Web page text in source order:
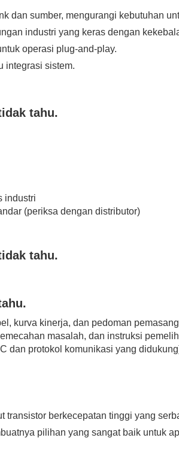
dan sumber, mengurangi kebutuhan
industri yang keras dengan
operasi plug-and-play.
integrasi sistem.
tahu.
industri
(periksa dengan distributor)
tahu.
kurva kinerja, dan pedoman
masalah, dan instruksi
dan protokol komunikasi yang
transistor berkecepatan tinggi yang
pilihan yang sangat baik untuk